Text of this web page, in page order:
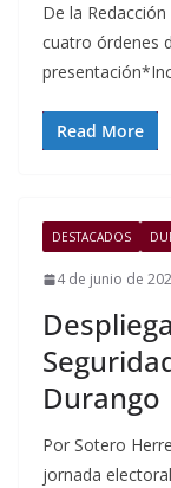
De la
cuatro órdenes
Read More
DESTACADOS
4 de junio de
Durango
Por Sotero
jornada